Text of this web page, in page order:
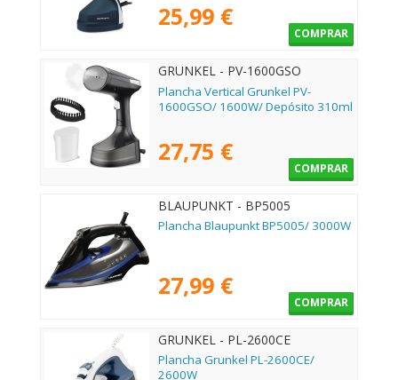
25,99 €
COMPRAR
GRUNKEL - PV-1600GSO
Plancha Vertical Grunkel PV-
1600GSO/ 1600W/ Depósito 310ml
27,75 €
COMPRAR
BLAUPUNKT - BP5005
Plancha Blaupunkt BP5005/ 3000W
27,99 €
COMPRAR
GRUNKEL - PL-2600CE
Plancha Grunkel PL-2600CE/
2600W